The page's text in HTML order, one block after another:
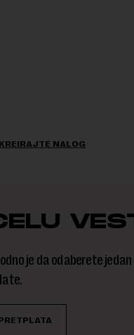
KREIRAJTE NALOG
je da odaberete jedan